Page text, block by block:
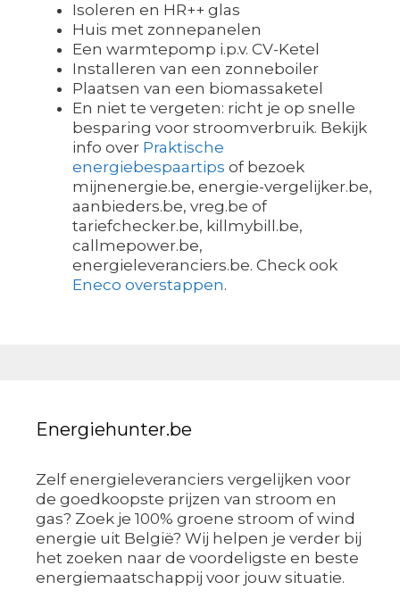
Isoleren en HR++ glas
Huis met zonnepanelen
Een warmtepomp i.p.v. CV-Ketel
Installeren van een zonneboiler
Plaatsen van een biomassaketel
En niet te vergeten: richt je op snelle
besparing voor stroomverbruik. Bekijk
info over Praktische
energiebespaartips of bezoek
mijnenergie.be, energie-vergelijker.be,
aanbieders.be, vreg.be of
tariefchecker.be, killmybill.be,
callmepower.be,
energieleveranciers.be. Check ook
Eneco overstappen.
Energiehunter.be
Zelf energieleveranciers vergelijken voor
de goedkoopste prijzen van stroom en
gas? Zoek je 100% groene stroom of wind
energie uit België? Wij helpen je verder bij
het zoeken naar de voordeligste en beste
energiemaatschappij voor jouw situatie.